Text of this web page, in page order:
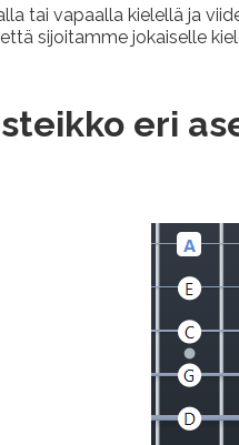
tai vapaalla kielellä ja
sijoitamme jokaiselle
eri